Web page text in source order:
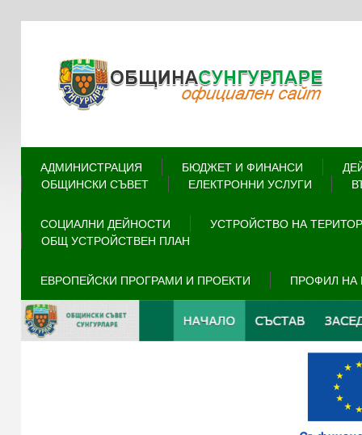
АДМИНИСТРАЦИЯ БЮДЖЕТ И ФИНАНСИ
ОБЩИНСКИ СЪВЕТ
ЕЛЕКТРОННИ УСЛУГИ
СОЦИАЛНИ ДЕЙНОСТИ
УСТРОЙСТВО НА
ОБЩ УСТРОЙСТВЕН ПЛАН
ЕВРОПЕЙСКИ ПРОГРАМИ И ПРОЕКТИ ПРОФИЛ НА